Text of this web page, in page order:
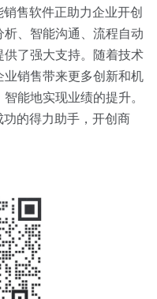
售软件正助力企业开创
、智能沟通、流程自动
了强大支持。随着技术
销售带来更多创新和机
能地实现业绩的提升。
的得力助手，开创商